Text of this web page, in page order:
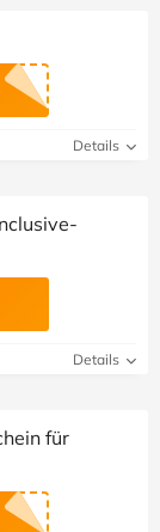
Details
Details
für